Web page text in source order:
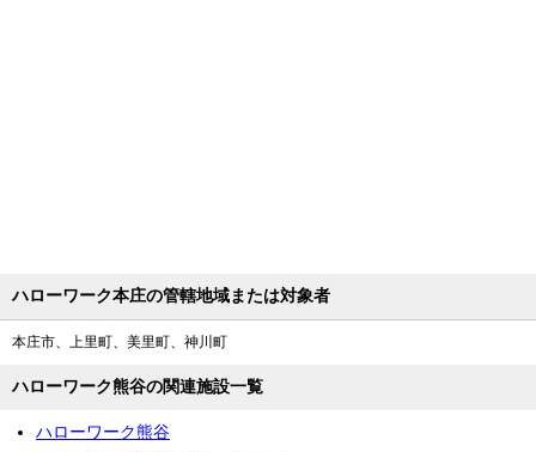
ハローワーク本庄の管轄地域または対象者
本庄市、上里町、美里町、神川町
ハローワーク熊谷の関連施設一覧
ハローワーク熊谷